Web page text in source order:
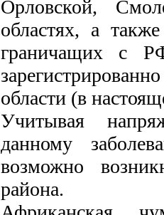
Орловской,
областях, а
граничащих с
области (в
Учитывая
данному
возможно
района.